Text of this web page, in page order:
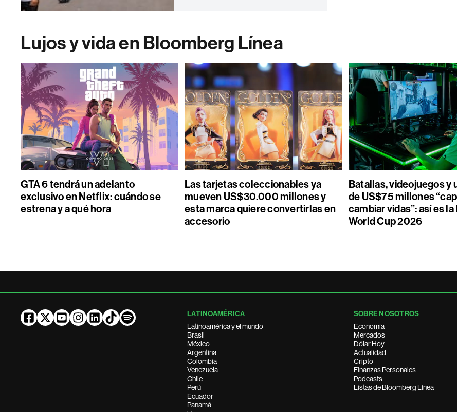
Lujos y vida en Bloomberg Línea
GTA 6 tendrá un adelanto
exclusivo en Netflix: cuándo se
estrena y a qué hora
Las tarjetas coleccionables ya
mueven US$30.000 millones y
esta marca quiere convertirlas en
accesorio
Batallas, videojuegos y
de US$75 millones
cambiar vidas”: así es
World Cup 2026
LATINOAMÉRICA
Latinoamérica y el mundo
Brasil
México
Argentina
Colombia
Venezuela
Chile
Perú
Ecuador
Panamá
SOBRE NOSOTROS
Economía
Mercados
Dólar Hoy
Actualidad
Cripto
Finanzas Personales
Podcasts
Listas de Bloomberg Línea